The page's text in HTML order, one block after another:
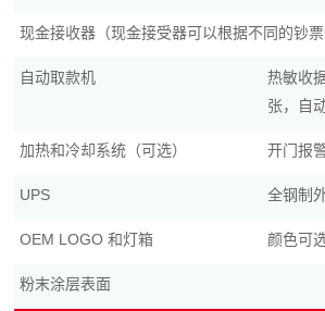
现金接收器（现金接受器可以根据不同的钞票
自动取款机
热敏收
张，自
加热和冷却系统（可选） 开门报
UPS 全钢制
OEM LOGO 和灯箱 颜色可
粉末涂层表面